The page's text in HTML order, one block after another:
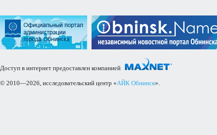
Доступ в интернет предоставлен компанией
© 2010—2026, исследовательский центр «АЙК Обнинск».